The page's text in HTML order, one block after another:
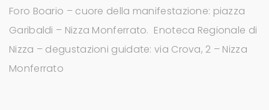
Foro Boario – cuore della manifestazione: piazza
Garibaldi – Nizza Monferrato. Enoteca Regionale di
Nizza – degustazioni guidate: via Crova, 2 – Nizza
Monferrato